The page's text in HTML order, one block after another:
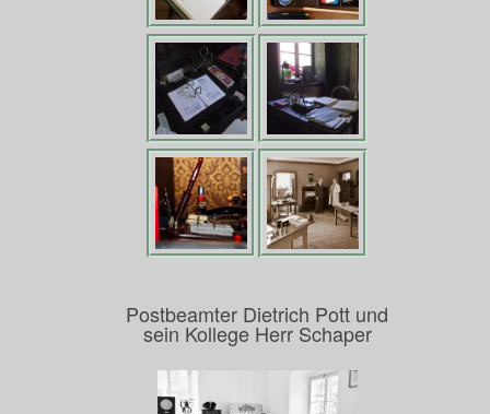
Postbeamter Dietrich Pott und
sein Kollege Herr Schaper